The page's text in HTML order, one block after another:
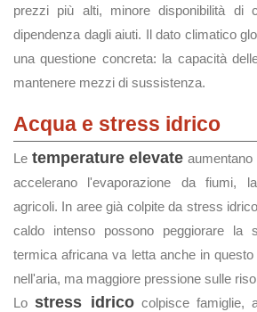
prezzi più alti, minore disponibilità di
dipendenza dagli aiuti. Il dato climatico
una questione concreta: la capacità
mantenere mezzi di sussistenza.
Acqua e stress idrico
Le temperature elevate
accelerano l'evaporazione da fiumi,
agricoli. In aree già colpite da stress
caldo intenso possono peggiorare la
termica africana va letta anche in
nell'aria, ma maggiore pressione sulle
Lostress idricocolpisce famiglie,